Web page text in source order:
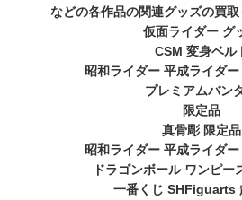
などの各作品の関連グッズの買取
仮面ライダー グ
CSM 変身ベル
昭和ライダー 平成ライダ
プレミアムバン
限定品
真骨彫 限定品
昭和ライダー 平成ライダ
ドラゴンボール ワンピ
一番くじ SHFiguarts